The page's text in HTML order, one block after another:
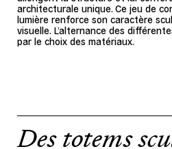
architecturale unique. Ce jeu de
lumière renforce son caractère
visuelle. L’alternance des
par le choix des matériaux.
Des totems